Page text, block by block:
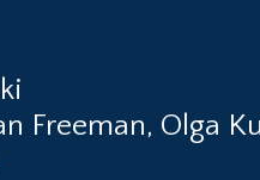
Freeman, Olga